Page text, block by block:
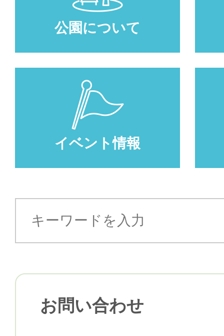
公園について
イベント情報
お問い合わせ